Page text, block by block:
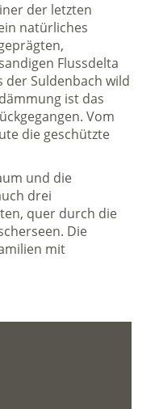
der letzten
natürliches
Flussdelta
der Suldenbach wild
ist das
Vom
die geschützte
und die
drei
quer durch die
Die
mit